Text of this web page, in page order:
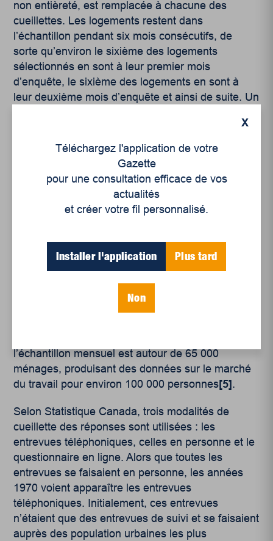
non entièreté, est remplacée à chacune des
cueillettes. Les logements restent dans
l’échantillon pendant six mois consécutifs, de
sorte qu’environ le sixième des logements
sélectionnés en sont à leur premier mois
d’enquête, le sixième des logements en sont à
leur deuxième mois d’enquête et ainsi de suite. Un
intéressant à mentionner est que l’EPA utilise les
données du recensement canadien comme base
pour la pondération des données.
À propos de la taille des échantillons, rappelons
qu’aux débuts de l’EPA, 25 000 à 30 000
augmenté à 35 000, puis à 65 000 (années 1960
ramené à 47 000, question de mieux contrôler les
l’échantillon mensuel est autour de 65 000
ménages, produisant des données sur le marché
du travail pour environ 100 000 personnes[5].
Selon Statistique Canada, trois modalités de
cueillette des réponses sont utilisées : les
entrevues téléphoniques, celles en personne et le
questionnaire en ligne. Alors que toutes les
entrevues se faisaient en personne, les années
1970 voient apparaître les entrevues
téléphoniques. Initialement, ces entrevues
n’étaient que des entrevues de suivi et se faisaient
auprès des population urbaines les plus
X
Téléchargez l'application de votre
Gazette
pour une consultation efficace de vos
actualités
et créer votre fil personnalisé.
Installer l'application Plus tard
Non